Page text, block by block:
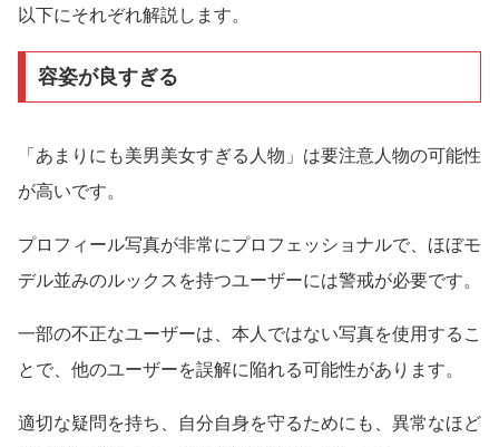
以下にそれぞれ解説します。
容姿が良すぎる
「あまりにも美男美女すぎる人物」は要注意人物の可能性
が高いです。
プロフィール写真が非常にプロフェッショナルで、ほぼモ
デル並みのルックスを持つユーザーには警戒が必要です。
一部の不正なユーザーは、本人ではない写真を使用するこ
とで、他のユーザーを誤解に陥れる可能性があります。
適切な疑問を持ち、自分自身を守るためにも、異常なほど